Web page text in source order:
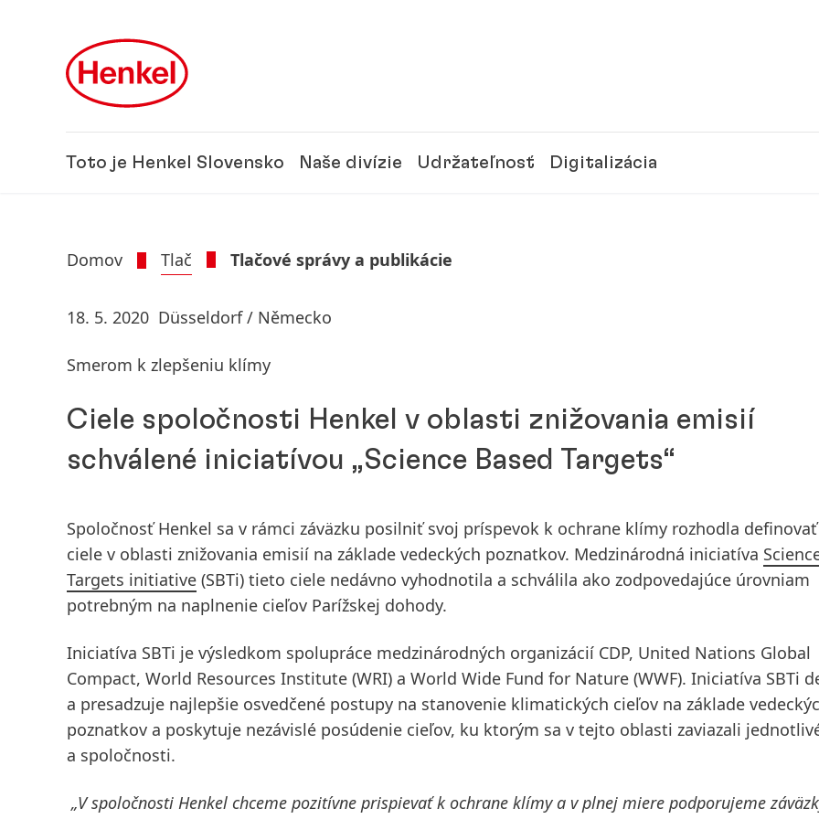
Toto je Henkel Slovensko Naše divízie Udržateľnosť Digitalizácia
Domov Tlač Tlačové správy a publikácie
18. 5. 2020 Düsseldorf / Německo
Smerom k zlepšeniu klímy
Ciele spoločnosti Henkel v oblasti znižovania emisií
schválené iniciatívou „Science Based Targets“
Spoločnosť Henkel sa v rámci záväzku posilniť svoj príspevok k ochrane klímy rozhodla
ciele v oblasti znižovania emisií na základe vedeckých poznatkov. Medzinárodná iniciatíva
Targets initiative (SBTi) tieto ciele nedávno vyhodnotila a schválila ako zodpovedajúce úrovniam
potrebným na naplnenie cieľov Parížskej dohody.
Iniciatíva SBTi je výsledkom spolupráce medzinárodných organizácií CDP, United Nations Global
Compact, World Resources Institute (WRI) a World Wide Fund for Nature (WWF). Iniciatíva SBTi
a presadzuje najlepšie osvedčené postupy na stanovenie klimatických cieľov na základe
poznatkov a poskytuje nezávislé posúdenie cieľov, ku ktorým sa v tejto oblasti zaviazali
a spoločnosti.
„V spoločnosti Henkel chceme pozitívne prispievať k ochrane klímy a v plnej miere podporujeme